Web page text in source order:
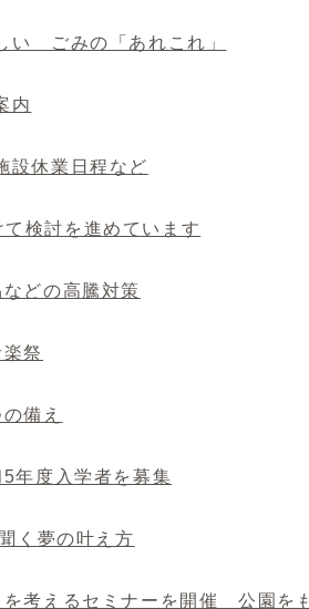
い ごみの「あれこれ」
内
休業日程など
検討を進めています
どの高騰対策
祭
備え
年度入学者を募集
く夢の叶え方
考えるセミナーを開催 公園を